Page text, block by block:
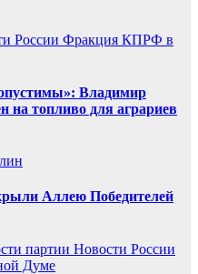
России Фракция КПРФ в
Владимир
на топливо для аграриев
Аллею Победителей
партии Новости России
Думе